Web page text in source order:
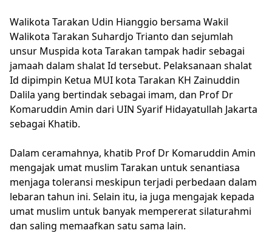
Walikota Tarakan Udin Hianggio bersama Wakil
Walikota Tarakan Suhardjo Trianto dan sejumlah
unsur Muspida kota Tarakan tampak hadir sebagai
jamaah dalam shalat Id tersebut. Pelaksanaan shalat
Id dipimpin Ketua MUI kota Tarakan KH Zainuddin
Dalila yang bertindak sebagai imam, dan Prof Dr
Komaruddin Amin dari UIN Syarif Hidayatullah Jakarta
sebagai Khatib.
Dalam ceramahnya, khatib Prof Dr Komaruddin Amin
mengajak umat muslim Tarakan untuk senantiasa
menjaga toleransi meskipun terjadi perbedaan dalam
lebaran tahun ini. Selain itu, ia juga mengajak kepada
umat muslim untuk banyak mempererat silaturahmi
dan saling memaafkan satu sama lain.